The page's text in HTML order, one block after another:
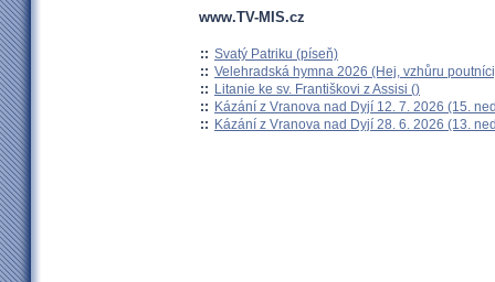
www.TV-MIS.cz
:: Svatý Patriku (píseň)
:: Velehradská hymna 2026 (Hej, vzhůru
:: Litanie ke sv. Františkovi z Assisi ()
:: Kázání z Vranova nad Dyjí 12. 7. 2026 (15.
:: Kázání z Vranova nad Dyjí 28. 6. 2026 (13.